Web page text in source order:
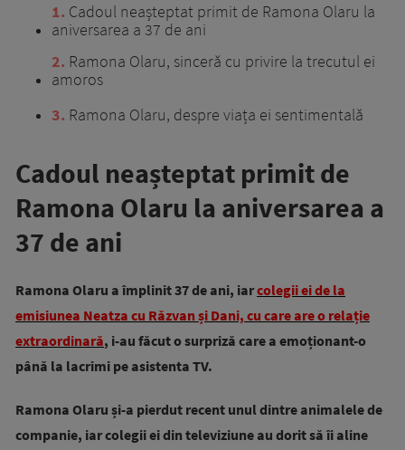
1 Cadoul neașteptat primit de Ramona Olaru la
aniversarea a 37 de ani
2 Ramona Olaru, sinceră cu privire la trecutul ei
amoros
3 Ramona Olaru, despre viața ei sentimentală
Cadoul neașteptat primit de
Ramona Olaru la aniversarea a
37 de ani
Ramona Olaru a împlinit 37 de ani, iarcolegii ei de la
emisiunea Neatza cu Răzvan și Dani, cu care are o relație
extraordinară, i-au făcut o surpriză care a emoționant-o
până la lacrimi pe asistenta TV.
Ramona Olaru și-a pierdut recent unul dintre animalele de
companie, iar colegii ei din televiziune au dorit să îi aline